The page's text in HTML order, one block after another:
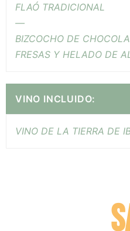
FLAÓ TRADICIONAL
—
BIZCOCHO DE
FRESAS Y HELADO DE
VINO INCLUIDO:
VINO DE LA TIERRA DE